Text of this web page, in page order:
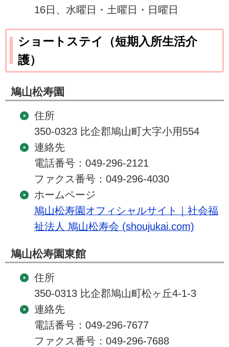
16日、水曜日・土曜日・日曜日
ショートステイ（短期入所生活介
護）
鳩山松寿園
住所
350-0323 比企郡鳩山町大字小用554
連絡先
電話番号：049-296-2121
ファクス番号：049-296-4030
ホームページ
鳩山松寿園オフィシャルサイト｜社会福
祉法人 鳩山松寿会 (shoujukai.com)
鳩山松寿園東館
住所
350-0313 比企郡鳩山町松ヶ丘4-1-3
連絡先
電話番号：049-296-7677
ファクス番号：049-296-7688